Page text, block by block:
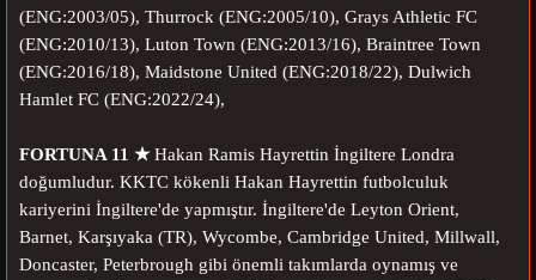
(ENG:2003/05), Thurrock (ENG:2005/10), Grays Athletic FC
(ENG:2010/13), Luton Town (ENG:2013/16), Braintree Town
(ENG:2016/18), Maidstone United (ENG:2018/22), Dulwich
Hamlet FC (ENG:2022/24),
FORTUNA 11 ★ Hakan Ramis Hayrettin İngiltere Londra
doğumludur. KKTC kökenli Hakan Hayrettin futbolculuk
kariyerini İngiltere'de yapmıştır. İngiltere'de Leyton Orient,
Barnet, Karşıyaka (TR), Wycombe, Cambridge United, Millwall,
Doncaster, Peterbrough gibi önemli takımlarda oynamış ve